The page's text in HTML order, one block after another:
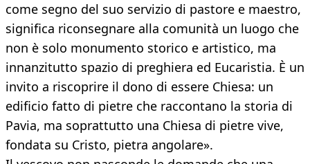
come segno del suo servizio di pastore e maestro,
significa riconsegnare alla comunità un luogo che
non è solo monumento storico e artistico, ma
innanzitutto spazio di preghiera ed Eucaristia. È un
invito a riscoprire il dono di essere Chiesa: un
edificio fatto di pietre che raccontano la storia di
Pavia, ma soprattutto una Chiesa di pietre vive,
fondata su Cristo, pietra angolare».